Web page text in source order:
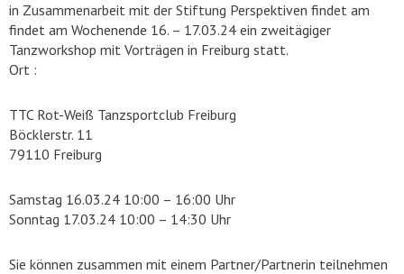
in Zusammenarbeit mit der Stiftung Perspektiven findet am
findet am Wochenende 16. – 17.03.24 ein zweitägiger
Tanzworkshop mit Vorträgen in Freiburg statt.
Ort :
TTC Rot-Weiß Tanzsportclub Freiburg
Böcklerstr. 11
79110 Freiburg
Samstag 16.03.24 10:00 – 16:00 Uhr
Sonntag 17.03.24 10:00 – 14:30 Uhr
Sie können zusammen mit einem Partner/Partnerin teilnehmen